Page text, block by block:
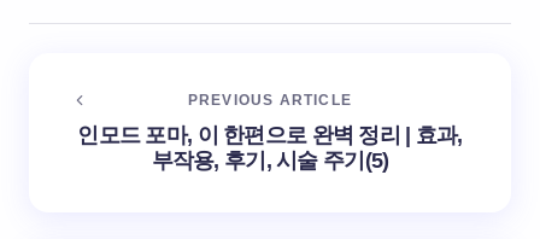
PREVIOUS ARTICLE
인모드 포마, 이 한편으로 완벽 정리 | 효과,
부작용, 후기, 시술 주기(5)